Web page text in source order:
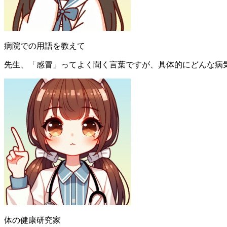
病院での用語を教えて
先生、「感冒」ってよく聞く言葉ですが、具体的にどんな病
体の健康研究家